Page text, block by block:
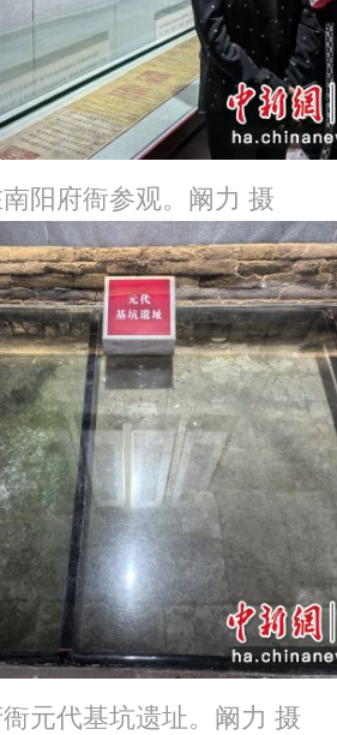
阳府衙参观。阚力 摄
元代基坑遗址。阚力 摄